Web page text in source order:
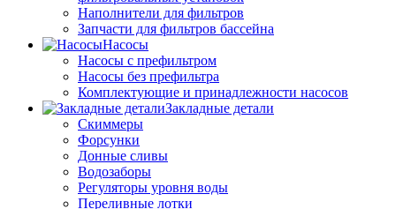
Наполнители для фильтров
Запчасти для фильтров бассейна
Насосы
Насосы с префильтром
Насосы без префильтра
Комплектующие и принадлежности насосов
Закладные детали
Скиммеры
Форсунки
Донные сливы
Водозаборы
Регуляторы уровня воды
Переливные лотки